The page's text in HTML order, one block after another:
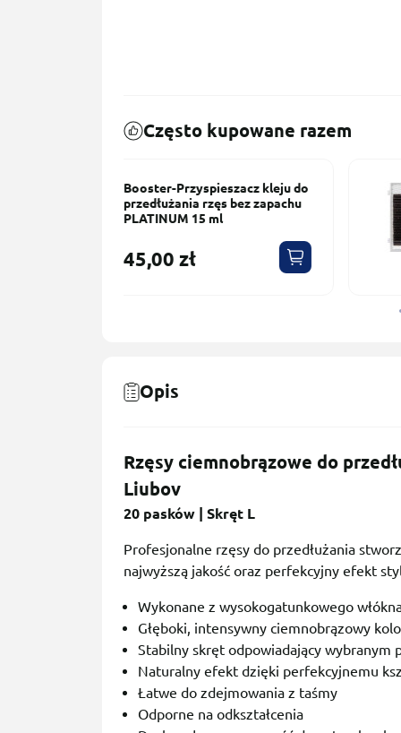
Często kupowane razem
Rzęsy do Przedłużania
Сiemnobrązowe PLATINUM 20
Pasków Skręt L 0.10 10mm
60,00 zł
Opis
Rzęsy ciemnobrązowe do
Liubov
20 pasków | Skręt L
Profesjonalne rzęsy do przedłużania
najwyższą jakość oraz perfekcyjny efekt
Wykonane z wysokogatunkowego
Głęboki, intensywny ciemnobrązowy
Stabilny skręt odpowiadający wybranym
Naturalny efekt dzięki perfekcyjnemu
Łatwe do zdejmowania z taśmy
Odporne na odkształcenia